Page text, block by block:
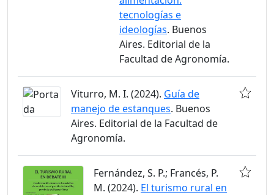
tecnologías e
ideologías. Buenos
Aires. Editorial de la
Facultad de Agronomía.
Viturro, M. I. (2024). Guía de
manejo de estanques. Buenos
Aires. Editorial de la Facultad de
Agronomía.
Fernández, S. P.; Francés, P.
M. (2024). El turismo rural en